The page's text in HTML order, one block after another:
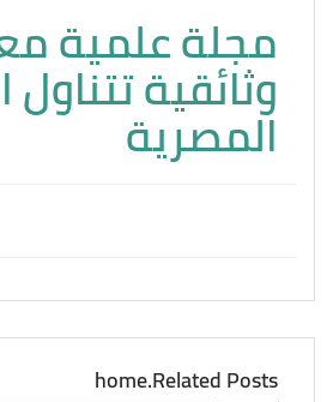
مجلة علمية
وثائقية
المصرية
home.Related Posts